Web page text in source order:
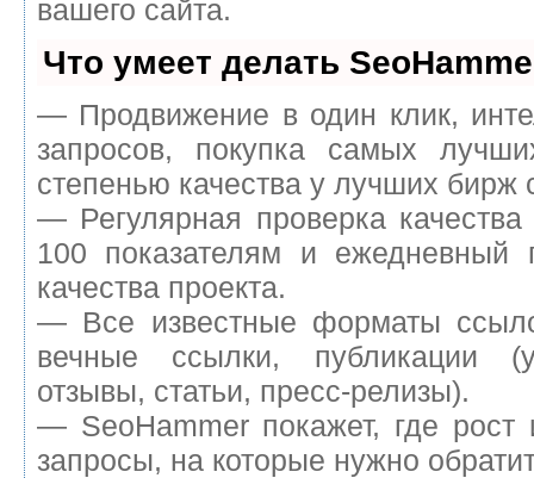
вашего сайта.
Что умеет делать
— Продвижение в один клик,
запросов, покупка самых
степенью качества у лучших бирж
— Регулярная проверка
100 показателям и ежедневный
качества проекта.
— Все известные форматы
вечные ссылки, публикации
отзывы, статьи, пресс-релизы).
— SeoHammer покажет, где
запросы, на которые нужно